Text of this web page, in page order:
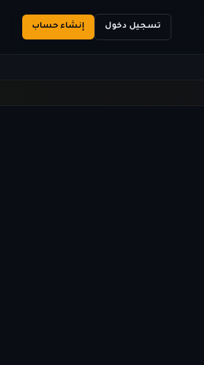
تسجيل دخول إنشاء حساب